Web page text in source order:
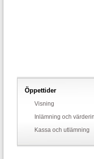
Öppettider
Visning
Inlämning och
Kassa och utlämning